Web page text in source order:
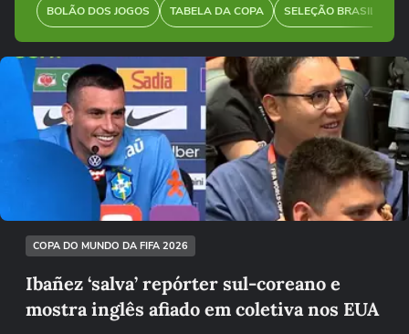
BOLÃO DOS JOGOS TABELA DA COPA SELEÇÃO BRASILEIRA
Ops!
Não foi possível reproduzir o vídeo
Tentar novamente
COPA DO MUNDO DA FIFA 2026
Ibañez ‘salva’ repórter sul-coreano e
mostra inglês afiado em coletiva nos EUA